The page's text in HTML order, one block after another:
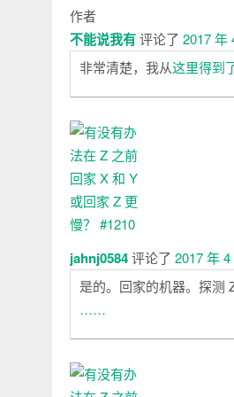
作者
不能说我有评论了 2017 年
非常清楚，我从这里得到
jahnj0584评论了 2017 年 4
是的。回家的机器。探测
……